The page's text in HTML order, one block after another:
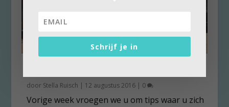
door Stella Ruisch | 12 augustus 2016 | 0
Vorige week vroegen we u om tips waar u zich
Schrijf je in